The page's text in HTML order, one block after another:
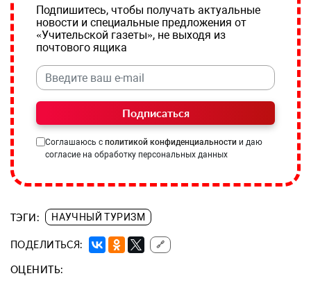
Подпишитесь, чтобы получать актуальные
новости и специальные предложения от
«Учительской газеты», не выходя из
почтового ящика
Подписаться
Соглашаюсь с политикой конфиденциальности и даю
согласие на обработку персональных данных
ТЭГИ: НАУЧНЫЙ ТУРИЗМ
ПОДЕЛИТЬСЯ: 🔗
ОЦЕНИТЬ: